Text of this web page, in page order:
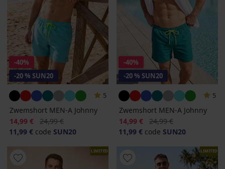
-40%
-20 % SUN20
5
Zwemshort MEN-A Johnny
Korting
14,99 € Oorspronkelijke prijs
24,99 €
11,99 € code SUN20
-40%
-20 % SUN20
5
Zwemshort MEN-A Johnny
Korting
14,99 € Oorspronkelijke prijs
24,99 €
11,99 € code SUN20
LIMITED LIMITED